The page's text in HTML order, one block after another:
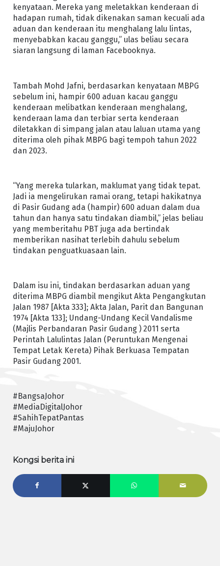
kenyataan. Mereka yang meletakkan kenderaan di
hadapan rumah, tidak dikenakan saman kecuali ada
aduan dan kenderaan itu menghalang lalu lintas,
menyebabkan kacau ganggu,” ulas beliau secara
siaran langsung di laman Facebooknya.
Tambah Mohd Jafni, berdasarkan kenyataan MBPG
sebelum ini, hampir 600 aduan kacau ganggu
kenderaan melibatkan kenderaan menghalang,
kenderaan lama dan terbiar serta kenderaan
diletakkan di simpang jalan atau laluan utama yang
diterima oleh pihak MBPG bagi tempoh tahun 2022
dan 2023.
“Yang mereka tularkan, maklumat yang tidak tepat.
Jadi ia mengelirukan ramai orang, tetapi hakikatnya
di Pasir Gudang ada (hampir) 600 aduan dalam dua
tahun dan hanya satu tindakan diambil,” jelas beliau
yang memberitahu PBT juga ada bertindak
memberikan nasihat terlebih dahulu sebelum
tindakan penguatkuasaan lain.
Dalam isu ini, tindakan berdasarkan aduan yang
diterima MBPG diambil mengikut Akta Pengangkutan
Jalan 1987 [Akta 333]; Akta Jalan, Parit dan Bangunan
1974 [Akta 133]; Undang-Undang Kecil Vandalisme
(Majlis Perbandaran Pasir Gudang ) 2011 serta
Perintah Lalulintas Jalan (Peruntukan Mengenai
Tempat Letak Kereta) Pihak Berkuasa Tempatan
Pasir Gudang 2001.
#BangsaJohor
#MediaDigitalJohor
#SahihTepatPantas
#MajuJohor
Kongsi berita ini